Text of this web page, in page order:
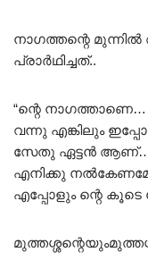
നാഗത്തന്റെ
പ്രാർഥിച്ചത്..
“ന്റെ
വന്നു എങ്കിലും
സേതു ഏട്ടൻ ആണ്…
എനിക്കു
എപ്പോളും ന്റെ കൂടെ